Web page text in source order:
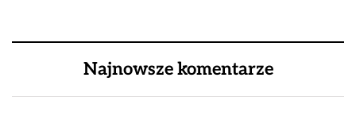
Najnowsze komentarze